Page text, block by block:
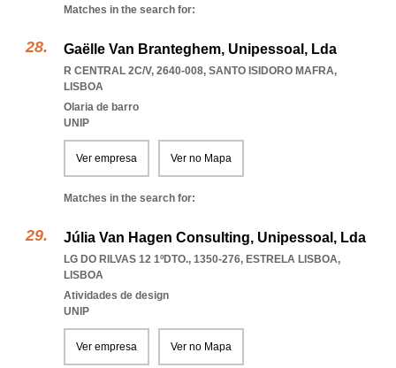
Matches in the search for:
Gaëlle Van Branteghem, Unipessoal, Lda
R CENTRAL 2C/V, 2640-008, SANTO ISIDORO MAFRA,
LISBOA
Olaria de barro
UNIP
Ver empresa Ver no Mapa
Matches in the search for:
Júlia Van Hagen Consulting, Unipessoal, Lda
LG DO RILVAS 12 1ºDTO., 1350-276, ESTRELA LISBOA,
LISBOA
Atividades de design
UNIP
Ver empresa Ver no Mapa